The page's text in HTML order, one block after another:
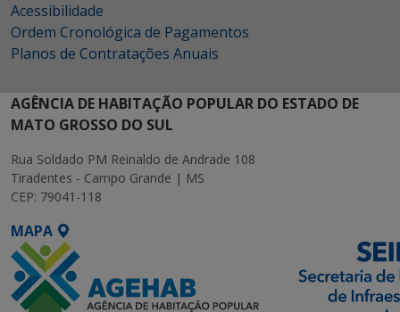
Acessibilidade
Ordem Cronológica de Pagamentos
Planos de Contratações Anuais
AGÊNCIA DE HABITAÇÃO POPULAR DO ESTADO DE
MATO GROSSO DO SUL
Rua Soldado PM Reinaldo de Andrade 108
Tiradentes - Campo Grande | MS
CEP: 79041-118
MAPA